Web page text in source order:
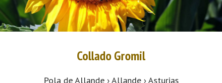
Collado Gromil
Pola de Allande › Allande › Asturias